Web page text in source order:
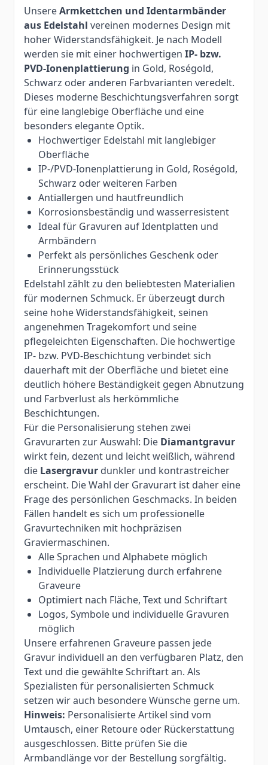
UnsereArmkettchen und Identarmbänder
aus Edelstahl vereinen modernes Design mit
hoher Widerstandsfähigkeit. Je nach Modell
werden sie mit einer hochwertigen IP- bzw.
PVD-Ionenplattierung in Gold, Roségold,
Schwarz oder anderen Farbvarianten veredelt.
Dieses moderne Beschichtungsverfahren sorgt
für eine langlebige Oberfläche und eine
besonders elegante Optik.
Hochwertiger Edelstahl mit langlebiger
Oberfläche
IP-/PVD-Ionenplattierung in Gold, Roségold,
Schwarz oder weiteren Farben
Antiallergen und hautfreundlich
Korrosionsbeständig und wasserresistent
Ideal für Gravuren auf Identplatten und
Armbändern
Perfekt als persönliches Geschenk oder
Erinnerungsstück
Edelstahl zählt zu den beliebtesten Materialien
für modernen Schmuck. Er überzeugt durch
seine hohe Widerstandsfähigkeit, seinen
angenehmen Tragekomfort und seine
pflegeleichten Eigenschaften. Die hochwertige
IP- bzw. PVD-Beschichtung verbindet sich
dauerhaft mit der Oberfläche und bietet eine
deutlich höhere Beständigkeit gegen Abnutzung
und Farbverlust als herkömmliche
Beschichtungen.
Für die Personalisierung stehen zwei
Gravurarten zur Auswahl: Die Diamantgravur
wirkt fein, dezent und leicht weißlich, während
die Lasergravur dunkler und kontrastreicher
erscheint. Die Wahl der Gravurart ist daher eine
Frage des persönlichen Geschmacks. In beiden
Fällen handelt es sich um professionelle
Gravurtechniken mit hochpräzisen
Graviermaschinen.
Alle Sprachen und Alphabete möglich
Individuelle Platzierung durch erfahrene
Graveure
Optimiert nach Fläche, Text und Schriftart
Logos, Symbole und individuelle Gravuren
möglich
Unsere erfahrenen Graveure passen jede
Gravur individuell an den verfügbaren Platz, den
Text und die gewählte Schriftart an. Als
Spezialisten für personalisierten Schmuck
setzen wir auch besondere Wünsche gerne um.
Hinweis: Personalisierte Artikel sind vom
Umtausch, einer Retoure oder Rückerstattung
ausgeschlossen. Bitte prüfen Sie die
Armbandlänge vor der Bestellung sorgfältig.